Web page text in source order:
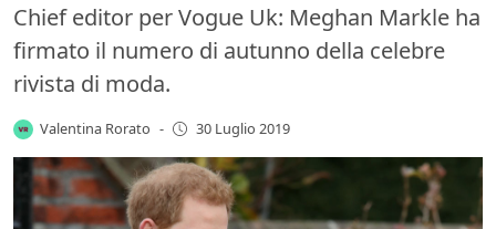
Chief editor per Vogue Uk: Meghan Markle ha
firmato il numero di autunno della celebre
rivista di moda.
Valentina Rorato - 30 Luglio 2019